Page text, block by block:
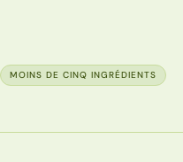
MOINS DE CINQ INGRÉDIENTS